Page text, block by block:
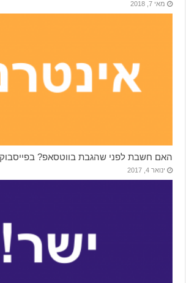
מאי 7, 2018
האם חשבת לפני שהגבת בווטסאפ?
ינואר 4, 2017